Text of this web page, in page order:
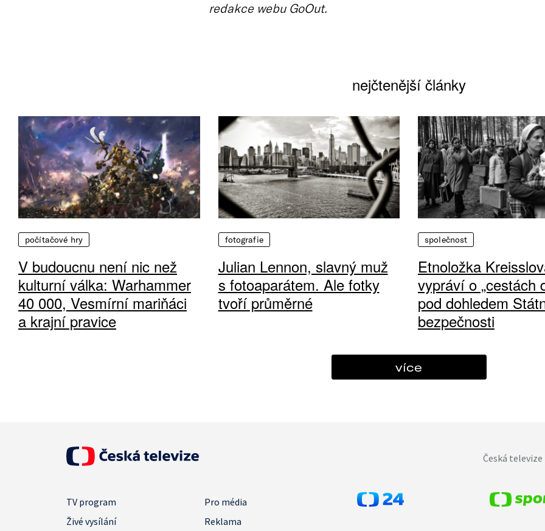
redakce webu GoOut.
nejčtenější články
počítačové hry
V budoucnu není nic než
kulturní válka: Warhammer
40 000, Vesmírní mariňáci
a krajní pravice
fotografie
Julian Lennon, slavný muž
s fotoaparátem. Ale fotky
tvoří průměrné
společnost
Etnoložka
vypráví o „cestách
pod dohledem
bezpečnosti
více
Česká
TV program
Pro média
Živé vysílání
Reklama